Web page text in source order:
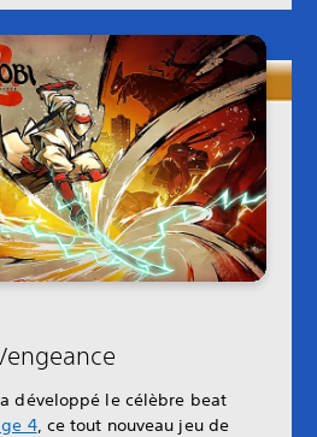
développé le célèbre beat
4, ce tout nouveau jeu de